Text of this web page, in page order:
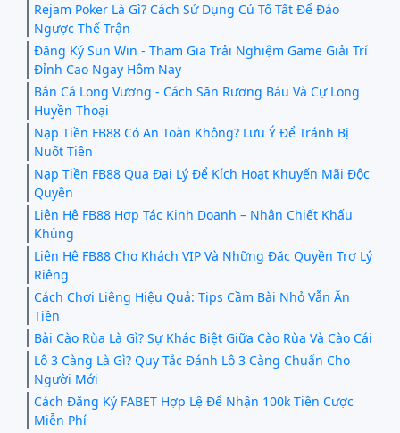
Rejam Poker Là Gì? Cách Sử Dụng Cú Tố Tất Để Đảo
Ngược Thế Trận
Đăng Ký Sun Win - Tham Gia Trải Nghiệm Game Giải Trí
Đỉnh Cao Ngay Hôm Nay
Bắn Cá Long Vương - Cách Săn Rương Báu Và Cự Long
Huyền Thoại
Nạp Tiền FB88 Có An Toàn Không? Lưu Ý Để Tránh Bị
Nuốt Tiền
Nạp Tiền FB88 Qua Đại Lý Để Kích Hoạt Khuyến Mãi Độc
Quyền
Liên Hệ FB88 Hợp Tác Kinh Doanh – Nhận Chiết Khấu
Khủng
Liên Hệ FB88 Cho Khách VIP Và Những Đặc Quyền Trợ Lý
Riêng
Cách Chơi Liêng Hiệu Quả: Tips Cầm Bài Nhỏ Vẫn Ăn
Tiền
Bài Cào Rùa Là Gì? Sự Khác Biệt Giữa Cào Rùa Và Cào Cái
Lô 3 Càng Là Gì? Quy Tắc Đánh Lô 3 Càng Chuẩn Cho
Người Mới
Cách Đăng Ký FABET Hợp Lệ Để Nhận 100k Tiền Cược
Miễn Phí